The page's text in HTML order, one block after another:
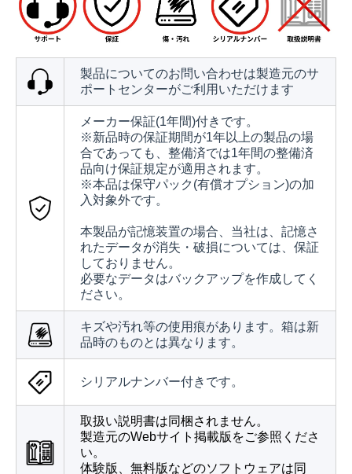
製品についてのお問い合わせは製造元のサ
ポートセンターがご利用いただけます
メーカー保証(1年間)付きです。
※新品時の保証期間が1年以上の製品の場
合であっても、整備済では1年間の整備済
品向け保証規定が適用されます。
※本品は保守パック(有償オプション)の加
入対象外です。
本製品が記憶装置の場合、当社は、記憶さ
れたデータが消失・破損については、保証
しておりません。
必要なデータはバックアップを作成してく
ださい。
キズや汚れ等の使用痕があります。箱は新
品時のものとは異なります。
シリアルナンバー付きです。
取扱い説明書は同梱されません。
製造元のWebサイト掲載版をご参照くださ
い。
体験版、無料版などのソフトウェアは同